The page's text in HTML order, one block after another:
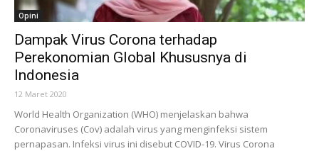
Opini
Dampak Virus Corona terhadap
Perekonomian Global Khususnya di
Indonesia
12 Maret 2020
World Health Organization (WHO) menjelaskan bahwa
Coronaviruses (Cov) adalah virus yang menginfeksi sistem
pernapasan. Infeksi virus ini disebut COVID-19. Virus Corona